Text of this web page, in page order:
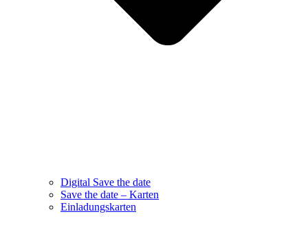
Digital Save the date
Save the date – Karten
Einladungskarten